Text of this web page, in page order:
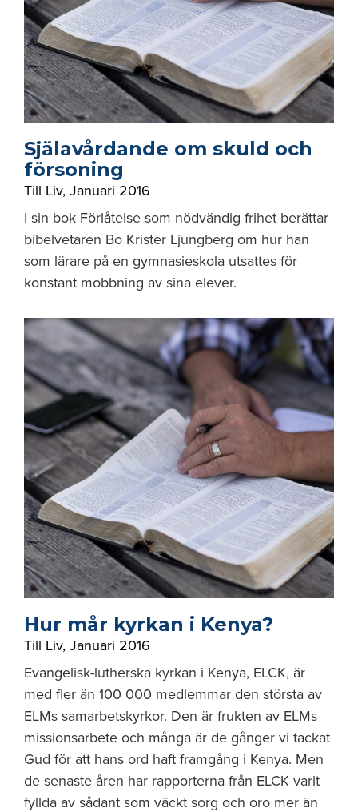
Själavårdande om skuld och
försoning
Till Liv, Januari 2016
I sin bok Förlåtelse som nödvändig frihet berättar
bibelvetaren Bo Krister Ljungberg om hur han
som lärare på en gymnasieskola utsattes för
konstant mobbning av sina elever.
Hur mår kyrkan i Kenya?
Till Liv, Januari 2016
Evangelisk-lutherska kyrkan i Kenya, ELCK, är
med fler än 100 000 medlemmar den största av
ELMs samarbetskyrkor. Den är frukten av ELMs
missionsarbete och många är de gånger vi tackat
Gud för att hans ord haft framgång i Kenya. Men
de senaste åren har rapporterna från ELCK varit
fyllda av sådant som väckt sorg och oro mer än